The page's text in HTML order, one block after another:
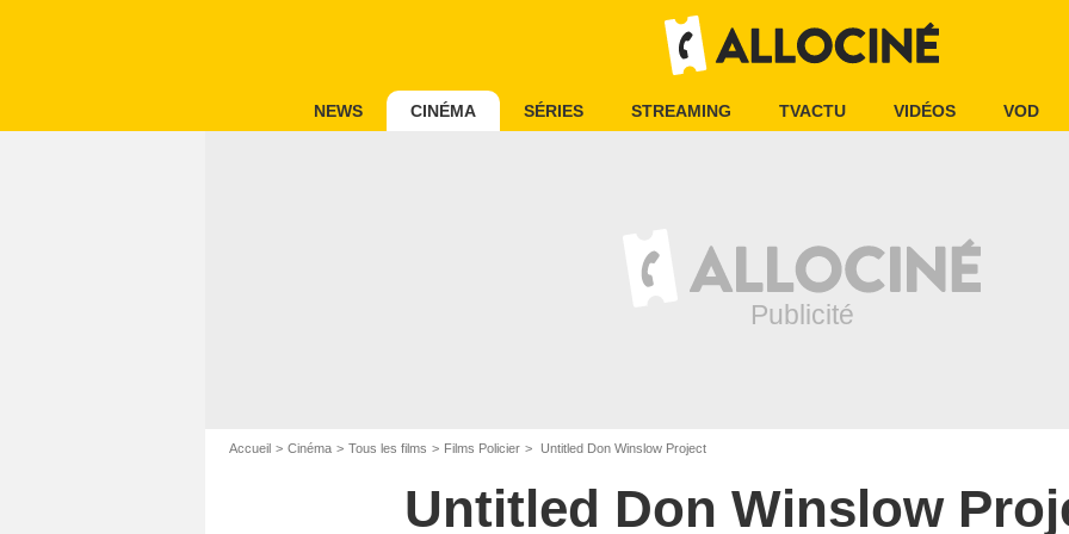
NEWS CINÉMA SÉRIES STREAMING TVACTU VIDÉOS VOD
Accueil Cinéma Tous les films Films Policier Untitled Don Winslow Project
Untitled Don Winslow